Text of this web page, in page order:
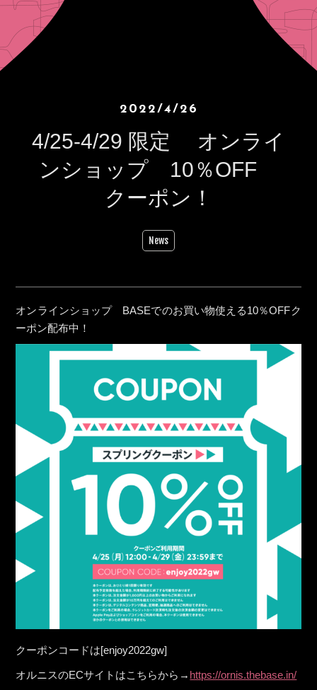
2022/4/26
4/25-4/29 限定 オンライ
ンショップ 10％OFF
クーポン！
News
オンラインショップ BASEでのお買い物使える10％OFFク
ーポン配布中！
クーポンコードは[enjoy2022gw]
オルニスのECサイトはこちらから→ https://ornis.thebase.in/